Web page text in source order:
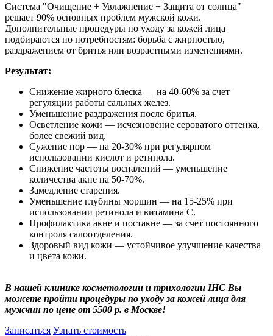
Система "Очищение + Увлажнение + Защита от солнца"
решает 90% основных проблем мужской кожи.
Дополнительные процедуры по уходу за кожей лица
подбираются по потребностям: борьба с жирностью,
раздражением от бритья или возрастными изменениями.
Результат:
Снижение жирного блеска — на 40-60% за счет
регуляции работы сальных желез.
Уменьшение раздражения после бритья.
Осветление кожи — исчезновение сероватого оттенка,
более свежий вид.
Сужение пор — на 20-30% при регулярном
использовании кислот и ретинола.
Снижение частоты воспалений — уменьшение
количества акне на 50-70%.
Замедление старения.
Уменьшение глубины морщин — на 15-25% при
использовании ретинола и витамина C.
Профилактика акне и постакне — за счет постоянного
контроля салоотделения.
Здоровый вид кожи — устойчивое улучшение качества
и цвета кожи.
В нашей клинике косметологии и трихологии IHC Вы
можете пройти процедуры по уходу за кожей лица для
мужчин по цене от 5500 р. в Москве!
Записаться Узнать стоимость